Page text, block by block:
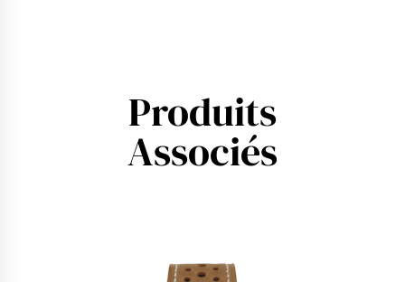
Produits
Associés